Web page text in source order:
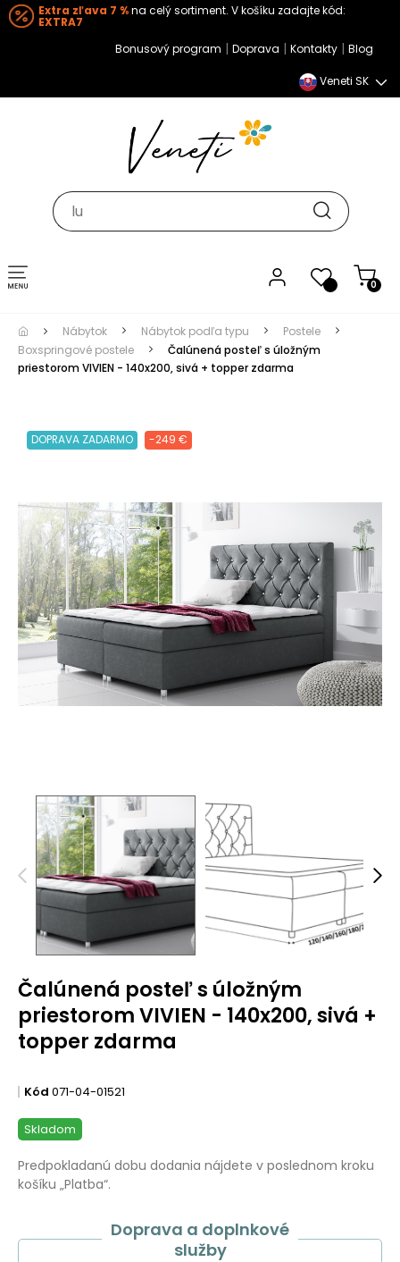
Extra zľava 7 %na celý sortiment. V košíku zadajte kód:
EXTRA7
Bonusový program | Doprava | Kontakty | Blog
Veneti SK
0
Toggle navigation
Nábytok Nábytok podľa typu
Postele
Boxspringové postele
Čalúnená posteľ s úložným
priestorom VIVIEN - 140x200, sivá + topper zdarma
DOPRAVA ZADARMO -249 €
Čalúnená posteľ s úložným
priestorom VIVIEN - 140x200, sivá +
topper zdarma
Kód 071-04-01521
Skladom
Predpokladanú dobu dodania nájdete v poslednom kroku
košíku „Platba“.
Doprava a doplnkové
služby